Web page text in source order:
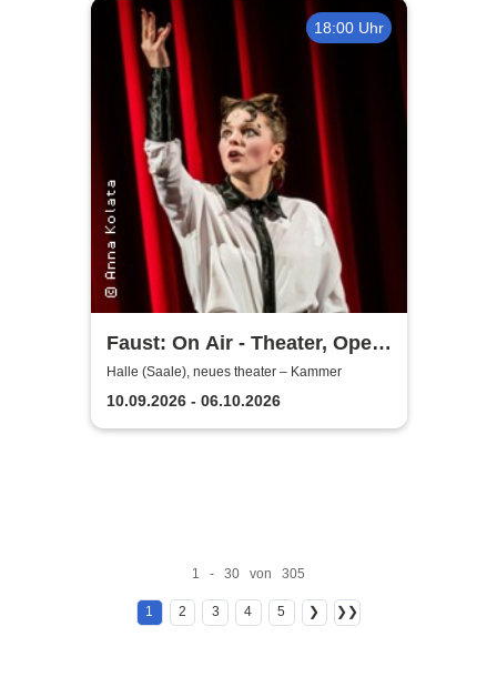
18:00 Uhr
Faust: On Air - Theater, Oper
und Orchester Halle
Halle (Saale), neues theater – Kammer
10.09.2026 - 06.10.2026
1 - 30 von 305
1 2 3 4 5 ❯ ❯❯